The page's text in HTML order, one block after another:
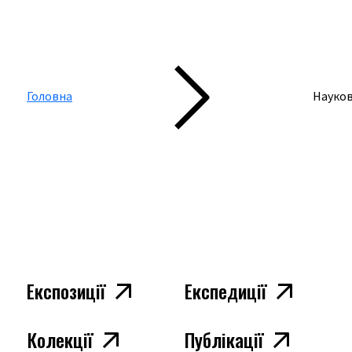
Головна
Експозиції
Колекції
Експедиції
Публікації